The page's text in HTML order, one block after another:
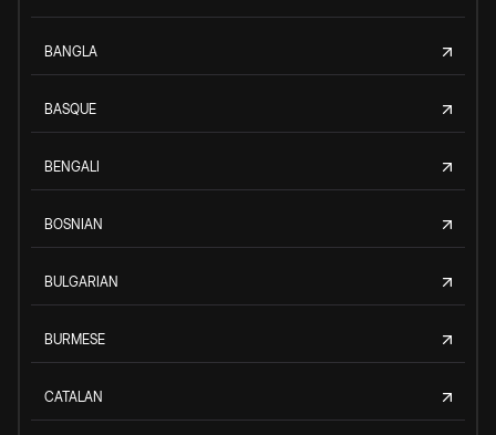
BANGLA
BASQUE
BENGALI
BOSNIAN
BULGARIAN
BURMESE
CATALAN